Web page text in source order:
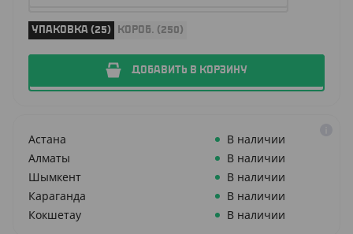
УПАКОВКА (25) КОРОБ. (250)
ДОБАВИТЬ В КОРЗИНУ
Астана
В наличии
Алматы
В наличии
Шымкент
В наличии
Караганда
В наличии
Кокшетау
В наличии